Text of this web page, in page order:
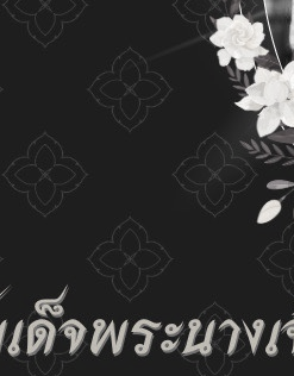
รุงเว็บไซต์ หากท่านใช้บริการ
ค่าใดๆ แสดงว่าท่านยินยอมที่จะ
ยสิทธิส่วนบุคคลของเรา
ยอมรับทั้งหมด